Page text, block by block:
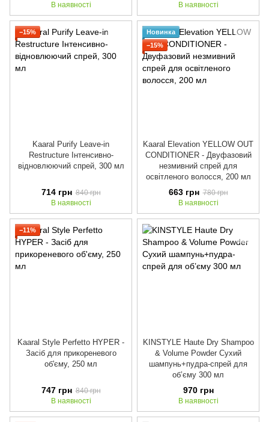
В наявності
В наявності
−15%
Kaaral Purify Leave-in
Restructure Інтенсивно-
відновлюючий спрей, 300 мл
714 грн 840 грн
В наявності
Новинка
−15%
Kaaral Elevation YELLOW OUT
CONDITIONER - Двуфазовий
незмивний спрей для
освітленого волосся, 200 мл
663 грн 780 грн
В наявності
−11%
Kaaral Style Perfetto HYPER -
Засіб для прикореневого
об'єму, 250 мл
747 грн 840 грн
В наявності
KINSTYLE Haute Dry Shampoo
& Volume Powder Сухий
шампунь+пудра-спрей для
об’єму 300 мл
970 грн
В наявності